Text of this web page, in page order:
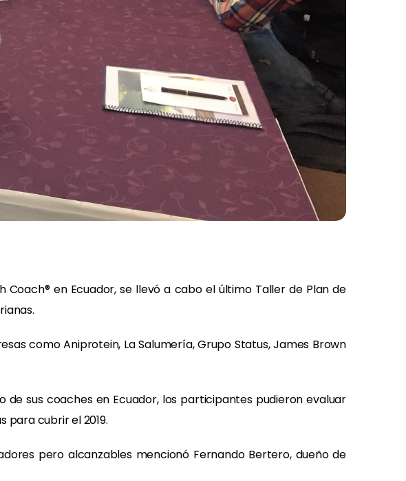
en Ecuador, se llevó a cabo el último Taller de Plan de
como Aniprotein, La Salumería, Grupo Status, James Brown
sus coaches en Ecuador, los participantes pudieron evaluar
para cubrir el 2019.
pero alcanzables mencionó Fernando Bertero, dueño de